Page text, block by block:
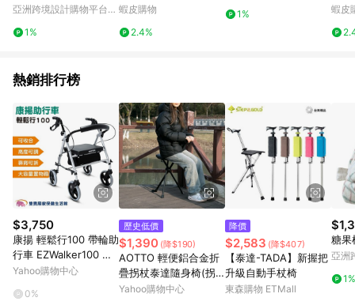
自動傘-Black
亞洲跨境設計購物平台
1%
絲器*
蝦皮購物
2.4%
1%
斯噴
蝦皮
熱銷排行榜
$3,750
康揚 輕鬆行100 帶輪助
行車 EZWalker100 帶
輪型助步車 可收合助行
Yahoo購物中心
0%
歷史低價
$1,390 (降$190)
AOTTO 輕便鋁合金折
疊拐杖泰達隨身椅(拐
杖 手杖椅 泰達椅 隨身
Yahoo購物中心
降價
$2,583 (降$407)
【泰達-TADA】新握把
升級自動手杖椅
東森購物 ETMall
糖果
亞洲
1%